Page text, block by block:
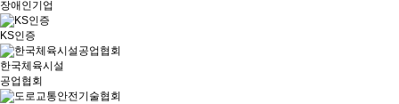
장애인기업
KS인증
한국체육시설
공업협회